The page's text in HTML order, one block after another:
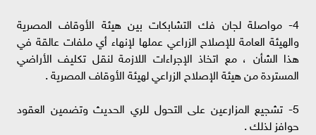
4- مواصلة لجان فك التشابكات بين هيئة الأوقاف المصرية
والهيئة العامة للإصلاح الزراعي عملها لإنهاء أي ملفات عالقة في
هذا الشأن ، مع اتخاذ الإجراءات اللازمة لنقل تكليف الأراضي
المستردة من هيئة الإصلاح الزراعي لهيئة الأوقاف المصرية .
5- تشجيع المزارعين على التحول للري الحديث وتضمين العقود
حوافز لذلك .